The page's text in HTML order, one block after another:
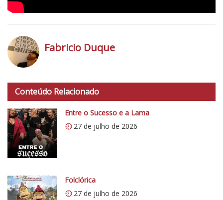
t
p
s
:
/
/
0
.
Fabricio Duque
Conteúdo Relacionado
Entre o Sucesso e a Lama
27 de julho de 2026
Folclórica
27 de julho de 2026